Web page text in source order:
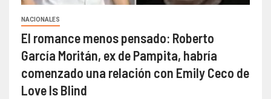
NACIONALES
El romance menos pensado: Roberto
García Moritán, ex de Pampita, habría
comenzado una relación con Emily Ceco de
Love Is Blind